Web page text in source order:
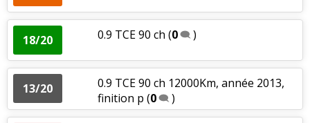
18/20 0.9 TCE 90 ch (0 )
13/20
0.9 TCE 90 ch 12000Km, année 2013,
finition p (0 )